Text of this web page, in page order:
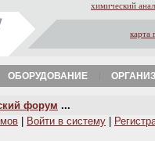
химический
карта
ОБОРУДОВАНИЕ
форум ...
Войти в систему